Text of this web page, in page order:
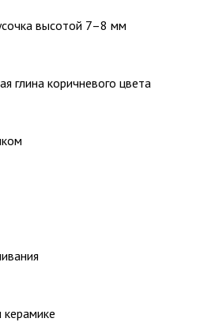
высотой 7–8 мм
глина коричневого цвета
керамике